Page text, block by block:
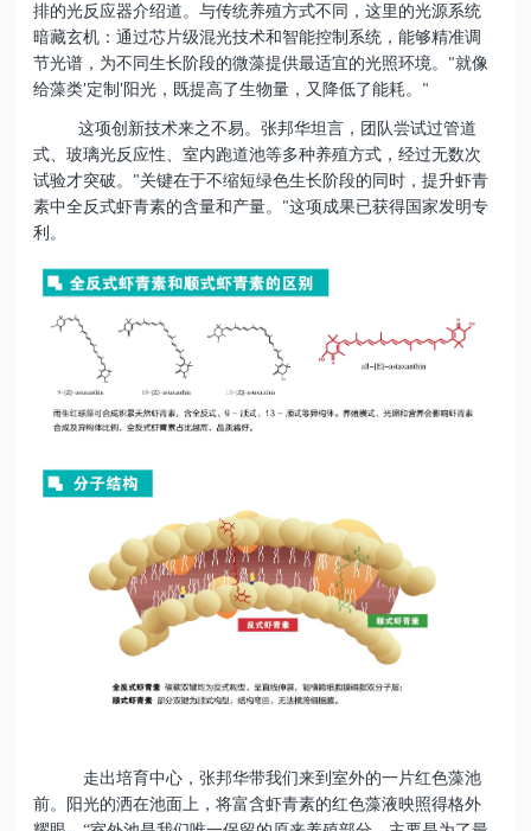
排的光反应器介绍道。与传统养殖方式不同，这里的光源系统
暗藏玄机：通过芯片级混光技术和智能控制系统，能够精准调
节光谱，为不同生长阶段的微藻提供最适宜的光照环境。 "就像
给藻类'定制 '阳光，既提高了生物量，又降低了能耗。 "
这项创新技术来之不易。张邦华坦言，团队尝试过管道
式、玻璃光反应性、室内跑道池等多种养殖方式，经过无数次
试验才突破。 "关键在于不缩短绿色生长阶段的同时，提升虾青
素中全反式虾青素的含量和产量。 "这项成果已获得国家发明专
利。
走出培育中心，张邦华带我们来到室外的一片红色藻池
前。
阳光的洒在池面上，将富含虾青素的红色藻液映照得格外